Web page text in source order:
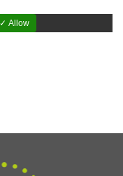
✓ Allow